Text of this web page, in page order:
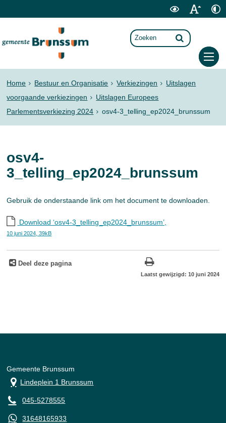
Home Bestuur en Organisatie Verkiezingen
Uitslagen
voorgaande verkiezingen
Uitslagen Europees
Parlementsverkiezing 2024
osv4-3_telling_ep2024_brunssum
osv4-
3_telling_ep2024_brunssum
Gebruik de onderstaande link om het document te downloaden.
Download ‘osv4-3_telling_ep2024_brunssum’,
10 juni 2024, 39kB
Deel deze pagina
Laatst gewijzigd: 10 juni 2024
Gemeente Brunssum
Lindeplein 1 Brunssum
045-5278555
31648165933